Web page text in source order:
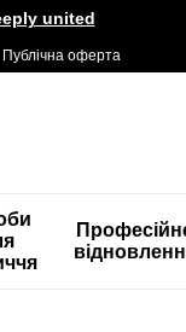
united
Публічна оферта